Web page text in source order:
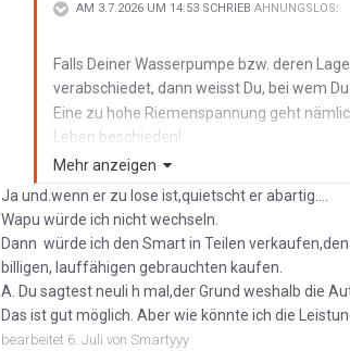
AM 3.7.2026 UM 14:53 SCHRIEB AHNUNGSLOS:
Falls Deiner Wasserpumpe bzw. deren
verabschiedet, dann weisst Du, bei wem
Eine zu hohe Riemenspannung geht
Leben beschieden!
Und lass es Dir gesagt sein, gegen den
Mehr anzeigen
Ja und.wenn er zu lose ist,quietscht er abartig....
Wapu würde ich nicht wechseln.
Dann würde ich den Smart in Teilen
billigen, lauffähigen gebrauchten kaufen.
A. Du sagtest neuli h mal,der Grund weshalb die
Das ist gut möglich. Aber wie könnte ich die
bearbeitet 6. Juli von Smartyyy